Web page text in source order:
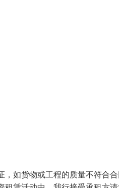
如货物或工程的质量不符合